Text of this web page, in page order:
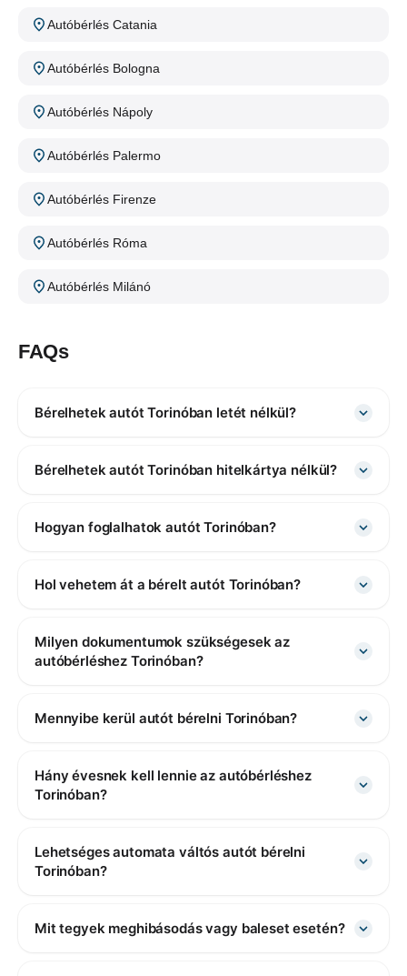
Autóbérlés Catania
Autóbérlés Bologna
Autóbérlés Nápoly
Autóbérlés Palermo
Autóbérlés Firenze
Autóbérlés Róma
Autóbérlés Milánó
FAQs
Bérelhetek autót Torinóban letét nélkül?
Bérelhetek autót Torinóban hitelkártya nélkül?
Hogyan foglalhatok autót Torinóban?
Hol vehetem át a bérelt autót Torinóban?
Milyen dokumentumok szükségesek az
autóbérléshez Torinóban?
Mennyibe kerül autót bérelni Torinóban?
Hány évesnek kell lennie az autóbérléshez
Torinóban?
Lehetséges automata váltós autót bérelni
Torinóban?
Mit tegyek meghibásodás vagy baleset esetén?